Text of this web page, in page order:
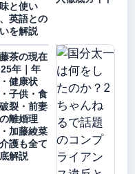
と使い
英語との
を解説
茶の現在
年｜年
健康状
子供・食
裂・前妻
離婚理
加藤綾菜
護も全て
解説